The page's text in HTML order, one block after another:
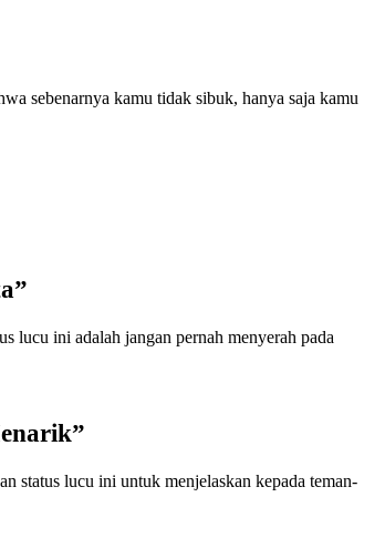
sebenarnya kamu tidak sibuk, hanya saja kamu
lucu ini adalah jangan pernah menyerah pada
status lucu ini untuk menjelaskan kepada teman-